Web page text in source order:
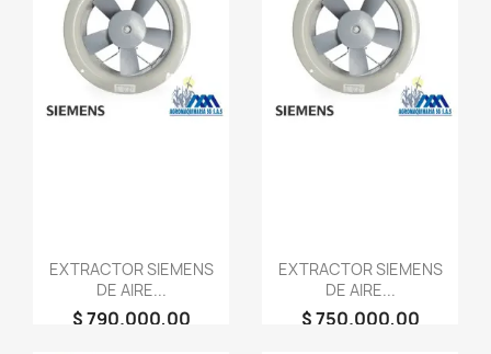
EXTRACTOR SIEMENS
DE AIRE...
$ 790.000,00
favorite_border
EXTRACTOR SIEMENS
DE AIRE...
$ 750.000,00
favorite_border